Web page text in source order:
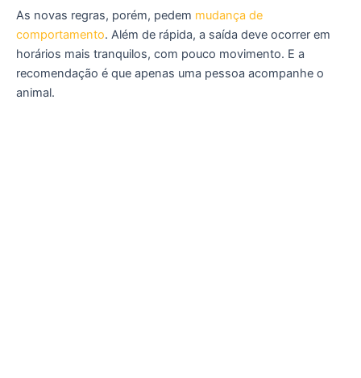
As novas regras, porém, pedem mudança de
comportamento. Além de rápida, a saída deve ocorrer em
horários mais tranquilos, com pouco movimento. E a
recomendação é que apenas uma pessoa acompanhe o
animal.